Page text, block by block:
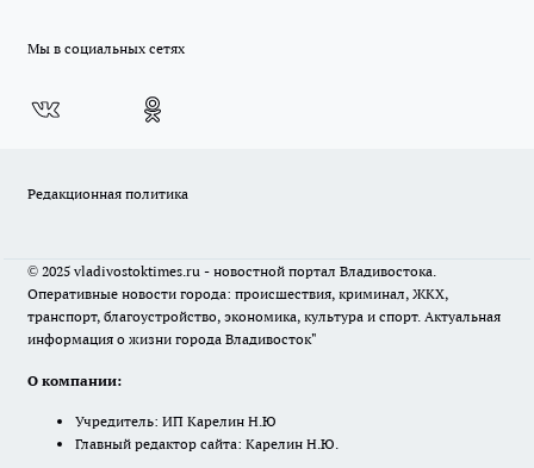
Мы в социальных сетях
Редакционная политика
© 2025 vladivostoktimes.ru - новостной портал Владивостока.
Оперативные новости города: происшествия, криминал, ЖКХ,
транспорт, благоустройство, экономика, культура и спорт. Актуальная
информация о жизни города Владивосток"
О компании:
Учредитель: ИП Карелин Н.Ю
Главный редактор сайта: Карелин Н.Ю.